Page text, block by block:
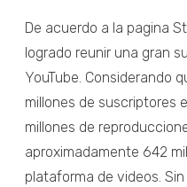
De acuerdo a la pagina
logrado reunir una gran
YouTube. Considerando
millones de suscriptores
millones de
aproximadamente 642
plataforma de videos.